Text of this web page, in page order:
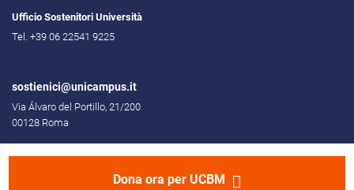
Dona ora per UCBM
Ufficio Sostenitori Università
Tel. +39 06 22541 9225
sostienici@unicampus.it
Via Álvaro del Portillo, 21/200
00128 Roma